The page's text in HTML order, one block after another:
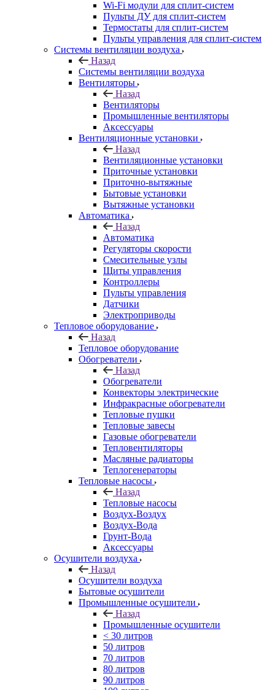
Wi-Fi модули для сплит-систем
Пульты ДУ для сплит-систем
Термостаты для сплит-систем
Пульты управления для сплит-систем
Системы вентиляции воздуха
Назад
Системы вентиляции воздуха
Вентиляторы
Назад
Вентиляторы
Промышленные вентиляторы
Аксессуары
Вентиляционные установки
Назад
Вентиляционные установки
Приточные установки
Приточно-вытяжные
Бытовые установки
Вытяжные установки
Автоматика
Назад
Автоматика
Регуляторы скорости
Смесительные узлы
Щиты управления
Контроллеры
Пульты управления
Датчики
Электроприводы
Тепловое оборудование
Назад
Тепловое оборудование
Обогреватели
Назад
Обогреватели
Конвекторы электрические
Инфракрасные обогреватели
Тепловые пушки
Тепловые завесы
Газовые обогреватели
Тепловентиляторы
Масляные радиаторы
Теплогенераторы
Тепловые насосы
Назад
Тепловые насосы
Воздух-Воздух
Воздух-Вода
Грунт-Вода
Аксессуары
Осушители воздуха
Назад
Осушители воздуха
Бытовые осушители
Промышленные осушители
Назад
Промышленные осушители
< 30 литров
50 литров
70 литров
80 литров
90 литров